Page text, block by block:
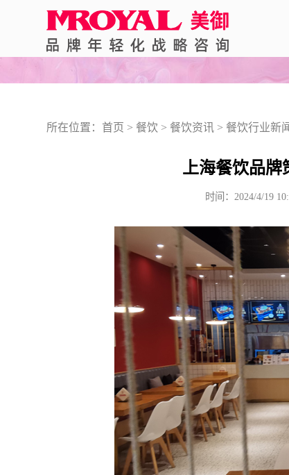
所在位置： 首页 > 餐饮 > 餐饮资讯 > 餐饮行业新
上海餐饮品牌
时间：2024/4/19